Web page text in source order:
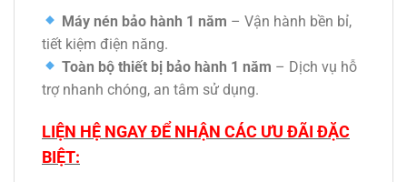
Máy nén bảo hành 1 năm – Vận hành bền bỉ,
tiết kiệm điện năng.
Toàn bộ thiết bị bảo hành 1 năm – Dịch vụ hỗ
trợ nhanh chóng, an tâm sử dụng.
LIỆN HỆ NGAY ĐỂ NHẬN CÁC ƯU ĐÃI ĐẶC
BIỆT: